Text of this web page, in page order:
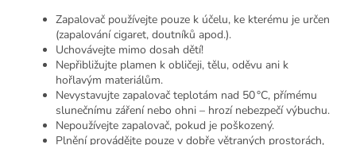
Zapalovač používejte pouze k účelu, ke kterému je určen
(zapalování cigaret, doutníků apod.).
Uchovávejte mimo dosah dětí!
Nepřibližujte plamen k obličeji, tělu, oděvu ani k
hořlavým materiálům.
Nevystavujte zapalovač teplotám nad 50 °C, přímému
slunečnímu záření nebo ohni – hrozí nebezpečí výbuchu.
Nepoužívejte zapalovač, pokud je poškozený.
Plnění provádějte pouze v dobře větraných prostorách,